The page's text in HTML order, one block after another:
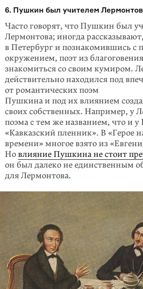
6. Пушкин был учителем
Часто говорят, что Пушкин был
Лермонтова; иногда
в Петербург и познакомившись с
окружением, поэт из
знакомиться со своим кумиром.
действительно находился под
от романтических поэм
Пушкина и под их влиянием
своих собственных. Например, у
поэма с тем же названием, что и
«Кавказский пленник». В «Герое
времени» многое взято из
Новлияние Пушкина не стоит
он был далеко не единственным
для Лермонтова.